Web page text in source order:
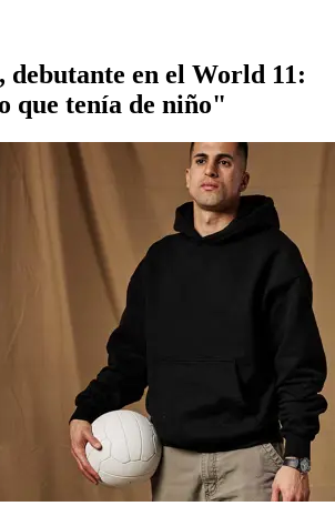
debutante en el World 11:
que tenía de niño"